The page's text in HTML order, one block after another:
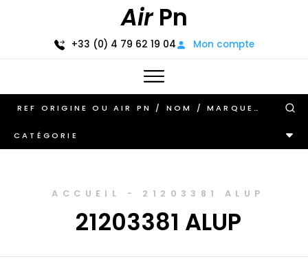
AirPn
+33 (0) 4 79 62 19 04 Mon compte
CATÉGORIE
ACCUEIL - 21203381 ALUP
21203381 ALUP